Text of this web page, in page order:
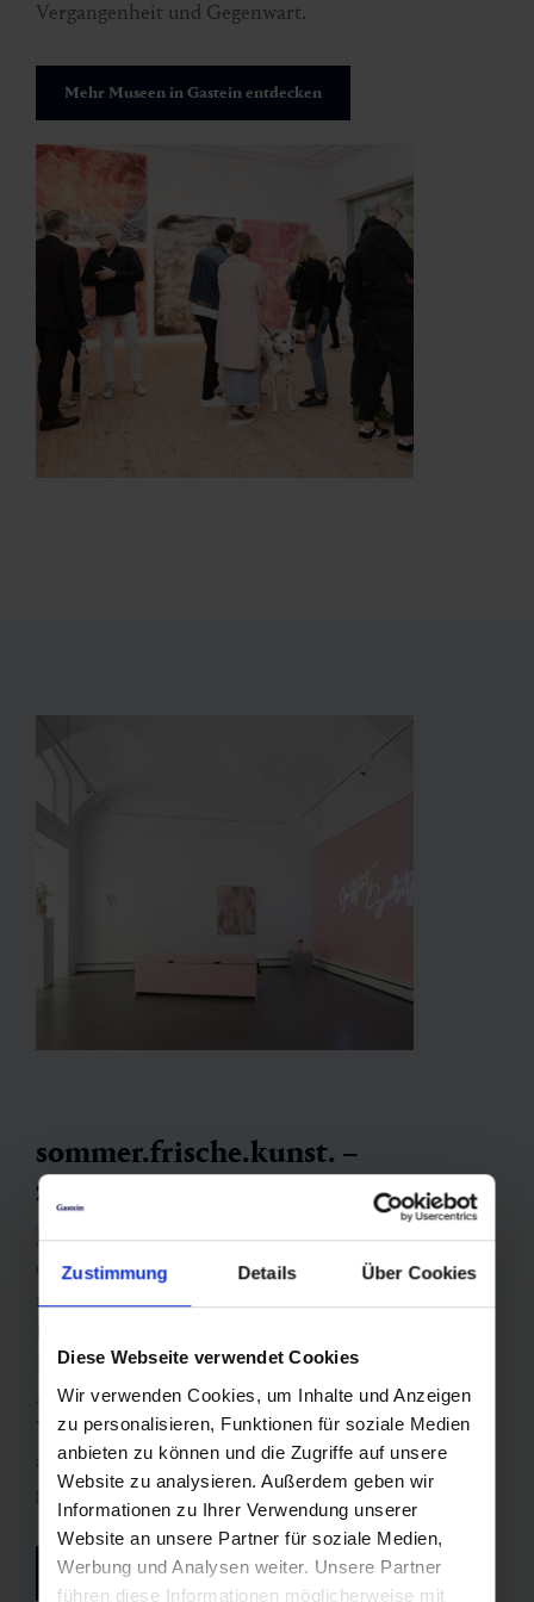
Zustimmung Details Über Cookies
Diese Webseite verwendet Cookies
Wir verwenden Cookies, um Inhalte und Anzeigen
zu personalisieren, Funktionen für soziale Medien
anbieten zu können und die Zugriffe auf unsere
Website zu analysieren. Außerdem geben wir
Informationen zu Ihrer Verwendung unserer
Website an unsere Partner für soziale Medien,
Werbung und Analysen weiter. Unsere Partner
führen diese Informationen möglicherweise mit
Vergangenheit und Gegenwart.
Mehr Museen in Gastein entdecken
sommer.frische.kunst. –
zeitgenössische Inspiration
Jeden Sommer verwandelt sich Bad Gastein in ein
offenes Atelier. Bei
sommer.frische.kunst.
residieren nationale und internationale
Räume mit moderner Kunst. Ausstellungen,
Atelierbesuche und Performances bringen frischen
Wind in die Belle-Époque-Bauten, deren
architektonische Pracht und kreative Energie sich
gegenseitig beflügeln.
sommer.frische.kunst. besuchen